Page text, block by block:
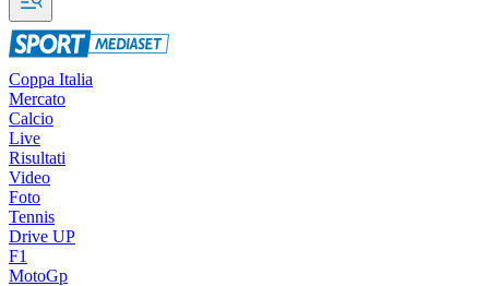
Coppa Italia
Mercato
Calcio
Live
Risultati
Video
Foto
Tennis
Drive UP
F1
MotoGp